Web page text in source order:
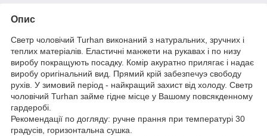
Опис
Светр чоловічий Turhan виконаний з натуральних, зручних і
теплих матеріалів. Еластичні манжети на рукавах і по низу
виробу покращують посадку. Комір акуратно прилягає і надає
виробу оригінальний вид. Прямий крій забезпечуэ свободу
рухів. У зимовий період - найкращий захист від холоду. Светр
чоловічий Turhan займе гідне місце у Вашому повсякденному
гардеробі.
Рекомендації по догляду: ручне прання при температурі 30
градусів, горизонтальна сушка.